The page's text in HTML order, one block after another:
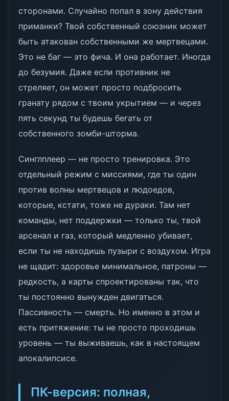
сторонами. Случайно попал в зону действия
приманки? Твой собственный союзник может
быть атакован собственными же мертвецами.
Это не баг — это фича. И она работает. Иногда
до безумия. Даже если противник не
стреляет, он может просто подбросить
гранату рядом с твоим укрытием — и через
пять секунд ты будешь бегать от
собственного зомби-шторма.
Синглплеер — не просто тренировка. Это
отдельный режим с миссиями, где ты один
против волны мертвецов и людоедов,
которые, кстати, тоже не дураки. Там нет
команды, нет поддержки — только ты, твой
арсенал и газ, который медленно убивает,
если ты не находишь пузыри с воздухом. Игра
не щадит: здоровье минимальное, патроны —
редкость, а карты спроектированы так, что
ты постоянно вынужден двигаться.
Пассивность — смерть. Но именно в этом и
есть притяжение: ты не просто проходишь
уровень — ты выживаешь, как в настоящем
апокалипсисе.
ПК-версия: полная,